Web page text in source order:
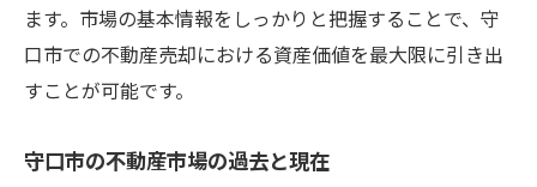
守口市のロケーションがもたらす付加価値
地域のイベントや施設を活用する方法
響
ます。市場の基本情報をしっかりと把握することで、守
口市での不動産売却における資産価値を最大限に引き出
すことが可能です。
守口市の不動産市場の過去と現在